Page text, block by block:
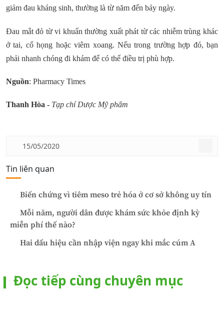
giảm đau kháng sinh, thường là từ năm đến bảy ngày.
Đau mắt đỏ từ vi khuẩn thường xuất phát từ các nhiễm trùng khác
ở tai, cổ họng hoặc viêm xoang. Nếu trong trường hợp đó, bạn
phải nhanh chóng đi khám để có thể điều trị phù hợp.
Nguồn: Pharmacy Times
Thanh Hòa - Tạp chí Dược Mỹ phẩm
15/05/2020
Tin liên quan
Biến chứng vì tiêm meso trẻ hóa ở cơ sở không uy tín
Mỗi năm, người dân được khám sức khỏe định kỳ
miễn phí thế nào?
Hai dấu hiệu cần nhập viện ngay khi mắc cúm A
Đọc tiếp cùng chuyên mục